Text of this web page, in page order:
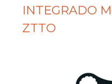
INTEGRADO
ZTTO